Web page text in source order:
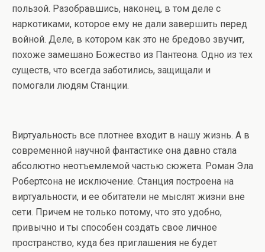
пользой. Разобравшись, наконец, в том деле с
наркотиками, которое ему не дали завершить перед
войной. Деле, в котором как это не бредово звучит,
похоже замешано Божество из Пантеона. Одно из тех
существ, что всегда заботились, защищали и
помогали людям Станции.
Виртуальность все плотнее входит в нашу жизнь. А в
современной научной фантастике она давно стала
абсолютно неотъемлемой частью сюжета. Роман Эла
Робертсона не исключение. Станция построена на
виртуальности, и ее обитатели не мыслят жизни вне
сети. Причем не только потому, что это удобно,
привычно и ты способен создать свое личное
пространство, куда без приглашения не будет